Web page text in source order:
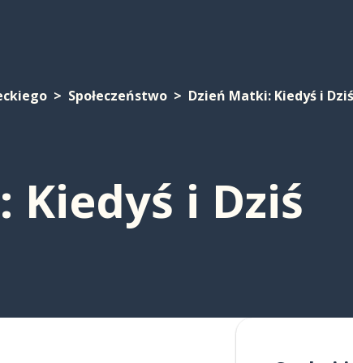
Społeczeństwo Dzień Matki: Kiedyś i Dziś
Kiedyś i Dziś